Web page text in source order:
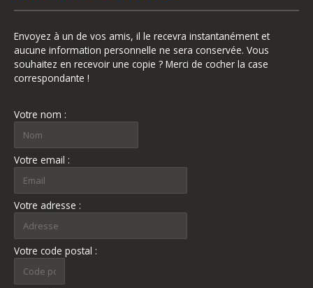
Envoyez à un de vos amis, il le recevra instantanément et
aucune information personnelle ne sera conservée. Vous
souhaitez en recevoir une copie ? Merci de cocher la case
correspondante !
Votre nom :
Votre email :
Votre adresse :
Votre code postal :